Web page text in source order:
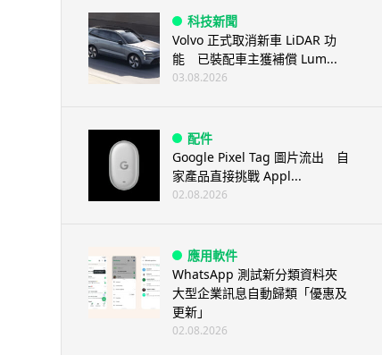
科技新聞
Volvo 正式取消新車 LiDAR 功
能 已裝配車主獲補償 Lum...
03.08.2026
配件
Google Pixel Tag 圖片流出 自
家產品直接挑戰 Appl...
02.08.2026
應用軟件
WhatsApp 測試新分類資料夾
大型企業訊息自動歸類「優惠及
更新」
02.08.2026